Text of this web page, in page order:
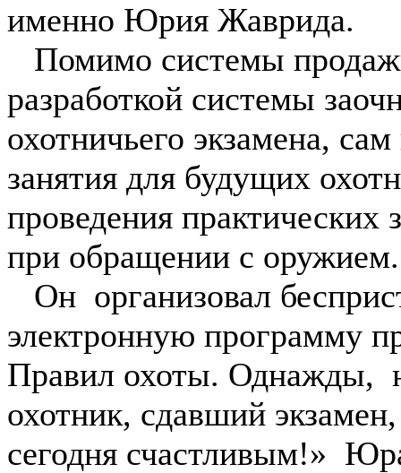
именно Юрия Жаврида.
Помимо системы
разработкой системы
охотничьего экзамена,
занятия для будущих
проведения практических
при обращении с оружием.
Он организовал
электронную программу
Правил охоты. Однажды,
охотник, сдавший
сегодня счастливым!»